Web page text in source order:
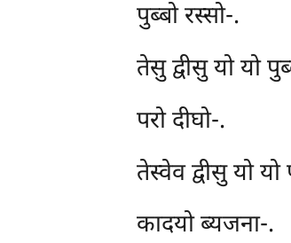
पुब्बोरस्सो-.
तेसु द्वीसु यो यो
परो दीघो-.
तेस्वेव द्वीसु यो
कादयोब्यजना-.